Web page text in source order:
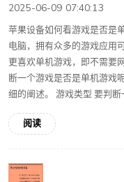
2025-06-09 07:40:13
苹果设备如何看游戏是否是
电脑，拥有众多的游戏应用
更喜欢单机游戏，即不需要
断一个游戏是否是单机游戏
细的阐述。 游戏类型 要判断
阅读